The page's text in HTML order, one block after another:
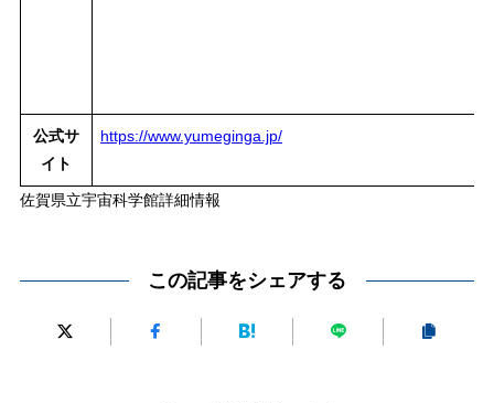
公式サ
イト
https://www.yumeginga.jp/
佐賀県立宇宙科学館詳細情報
この記事をシェアする